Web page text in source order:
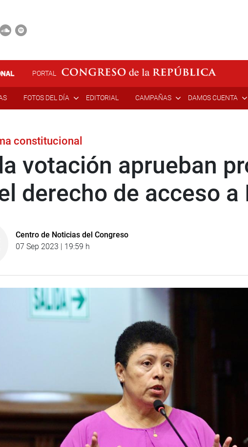
PORTAL
FOTOS DEL DÍA EDITORIAL CAMPAÑAS DAMOS CUENTA
constitucional
votación aprueban
derecho de acceso
Centro de Noticias del Congreso
07 Sep 2023 | 19:59 h